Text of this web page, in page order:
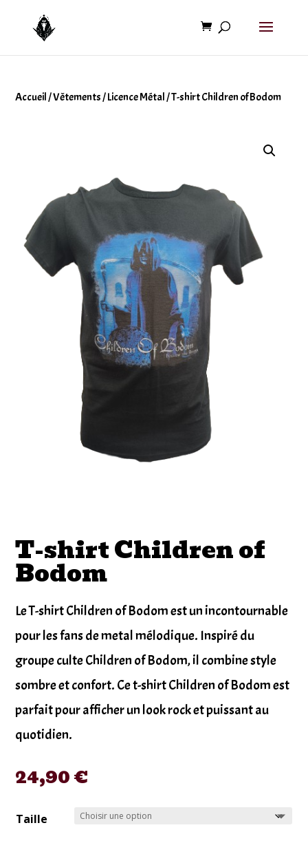
Accueil/Vêtements/Licence Métal/ T-shirt Children of Bodom
T-shirt Children of
Bodom
Le T-shirt Children of Bodom est un incontournable
pour les fans de metal mélodique. Inspiré du
groupe culte Children of Bodom, il combine style
sombre et confort. Ce t-shirt Children of Bodom est
parfait pour afficher un look rock et puissant au
quotidien.
24,90€
Taille